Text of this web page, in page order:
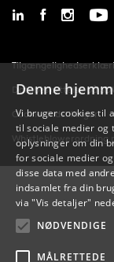
Databeskyttelse på
Cookie-indstillinger
Whistleblowerordning
Denne
Vi bruger cookies til
til sociale medier og
oplysninger om din
for sociale medier
disse data med
indsamlet fra din
via "Vis detaljer"
NØDVENDIGE
MÅLRETTEDE